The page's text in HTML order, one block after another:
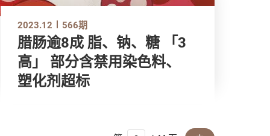
2023.12 566期
腊肠逾8成 脂、钠、糖 「3
高」 部分含禁用染色料、
塑化剂超标